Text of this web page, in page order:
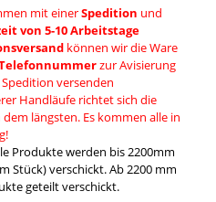
mit einerSpedition und
von 5-10 Arbeitstage
können wir die Ware
zur Avisierung
versenden
Handläufe richtet sich die
längsten. Es kommen alle in
Produkte werden bis 2200mm
Stück) verschickt. Ab 2200 mm
geteilt verschickt.